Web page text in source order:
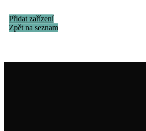
Přidat zařízení
Zpět na seznam